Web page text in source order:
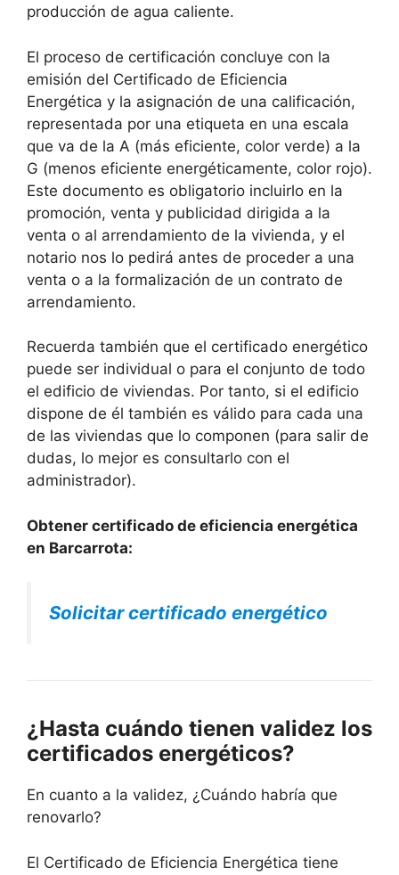
producción de agua caliente.
El proceso de certificación concluye con la
emisión del Certificado de Eficiencia
Energética y la asignación de una calificación,
representada por una etiqueta en una escala
que va de la A (más eficiente, color verde) a la
G (menos eficiente energéticamente, color rojo).
Este documento es obligatorio incluirlo en la
promoción, venta y publicidad dirigida a la
venta o al arrendamiento de la vivienda, y el
notario nos lo pedirá antes de proceder a una
venta o a la formalización de un contrato de
arrendamiento.
Recuerda también que el certificado energético
puede ser individual o para el conjunto de todo
el edificio de viviendas. Por tanto, si el edificio
dispone de él también es válido para cada una
de las viviendas que lo componen (para salir de
dudas, lo mejor es consultarlo con el
administrador).
Obtener certificado de eficiencia energética
en Barcarrota:
Solicitar certificado energético
¿Hasta cuándo tienen validez los
certificados energéticos?
En cuanto a la validez, ¿Cuándo habría que
renovarlo?
El Certificado de Eficiencia Energética tiene